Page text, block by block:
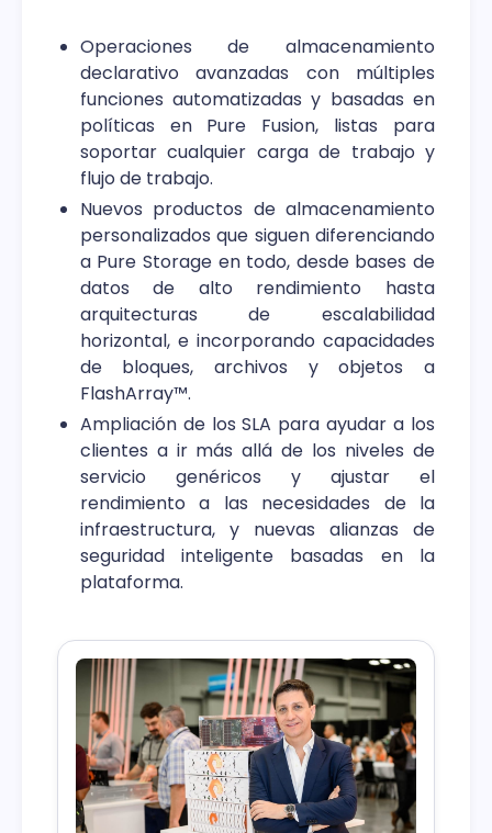
Operaciones de almacenamiento
declarativo avanzadas con múltiples
funciones automatizadas y basadas en
políticas en Pure Fusion, listas para
soportar cualquier carga de trabajo y
flujo de trabajo.
Nuevos productos de almacenamiento
personalizados que siguen diferenciando
a Pure Storage en todo, desde bases de
datos de alto rendimiento hasta
arquitecturas de escalabilidad
horizontal, e incorporando capacidades
de bloques, archivos y objetos a
FlashArray™.
Ampliación de los SLA para ayudar a los
clientes a ir más allá de los niveles de
servicio genéricos y ajustar el
rendimiento a las necesidades de la
infraestructura, y nuevas alianzas de
seguridad inteligente basadas en la
plataforma.